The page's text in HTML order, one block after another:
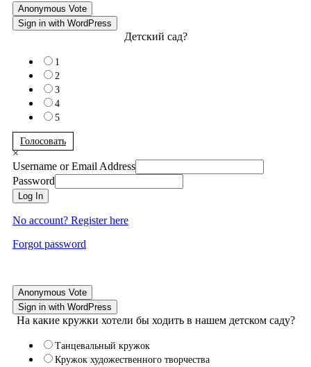
Anonymous Vote
Sign in with WordPress
Детский сад?
1
2
3
4
5
Голосовать
×
Username or Email Address
Password
Log In
No account? Register here
Forgot password
Anonymous Vote
Sign in with WordPress
На какие кружки хотели бы ходить в нашем детском саду?
Танцевальный кружок
Кружок художественного творчества